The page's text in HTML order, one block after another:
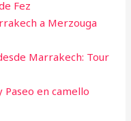
Fez
a Merzouga
Marrakech: Tour
en camello